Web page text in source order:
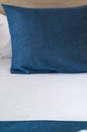
nuo 8mėn. iki 3